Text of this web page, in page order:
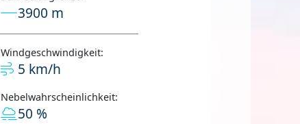
3900 m
Windgeschwindigkeit:
5 km/h
Nebelwahrscheinlichkeit:
50 %